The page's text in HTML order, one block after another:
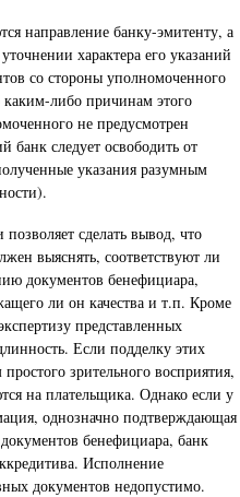
направление банку-эмитенту, а
характера его указаний
со стороны уполномоченного
каким-либо причинам этого
не предусмотрен
следует освободить от
указания разумным
сделать вывод, что
выяснять, соответствуют ли
документов бенефициара,
ли он качества и т.п. Кроме
представленных
Если подделку этих
зрительного восприятия,
на плательщика. Однако если у
однозначно подтверждающая
бенефициара, банк
Исполнение
документов недопустимо.